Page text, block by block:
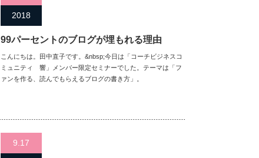
2018
99パーセントのブログが埋もれる理由
こんにちは。田中直子です。&nbsp;今日は「コーチビジネスコ
ミュニティ 響」メンバー限定セミナーでした。テーマは「フ
ァンを作る、読んでもらえるブログの書き方」。
9.17